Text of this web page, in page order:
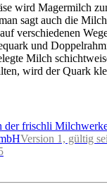
wird Magermilch
sagt auch die
verschiedenen
und
Milch
wird der Quark
der frischli
Version 1, gültig